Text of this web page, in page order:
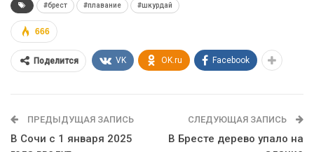
#брест #плавание #шкурдай
666
Поделится VK OK.ru Facebook
ПРЕДЫДУЩАЯ ЗАПИСЬ
В Сочи с 1 января 2025
СЛЕДУЮЩАЯ ЗАПИСЬ
В Бресте дерево упало на